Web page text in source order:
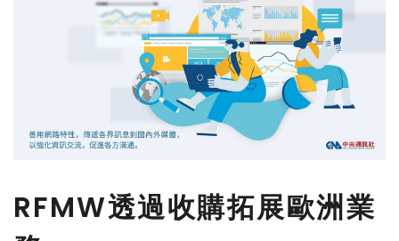
RFMW透過收購拓展歐洲業